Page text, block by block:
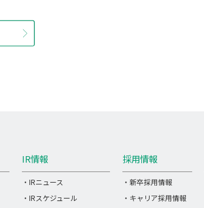
IR情報
・IRニュース
・IRスケジュール
採用情報
・新卒採用情報
・キャリア採用情報